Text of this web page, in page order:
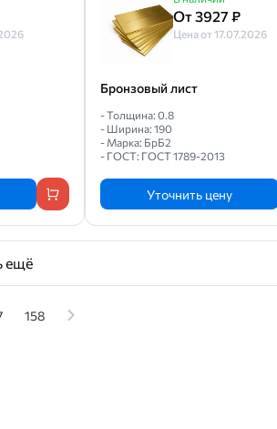
От 3927 ₽
Цена от 17.07.2026
Бронзовый лист
- Толщина: 0.8
- Ширина: 190
- Марка: БрБ2
- ГОСТ: ГОСТ 1789-2013
Уточнить цену
ещё
158